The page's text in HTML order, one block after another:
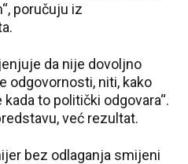
poručuju iz
da nije dovoljno
odgovornosti, niti, kako
to politički odgovara“.
već rezultat.
bez odlaganja smijeni